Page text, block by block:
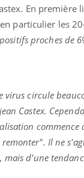
En première
particulier les
proches de
virus circule
Castex.
commence
Il ne
mais d'une